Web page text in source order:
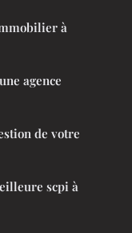
à
agence
de votre
scpi à